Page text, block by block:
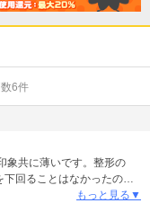
6件
象共に薄いです。整形の
回ることはなかったので
もっと見る▼